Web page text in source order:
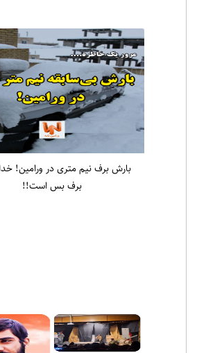
یادواره شهدای قیام ۱۵
امام‌زاده جعفر برگزار شد